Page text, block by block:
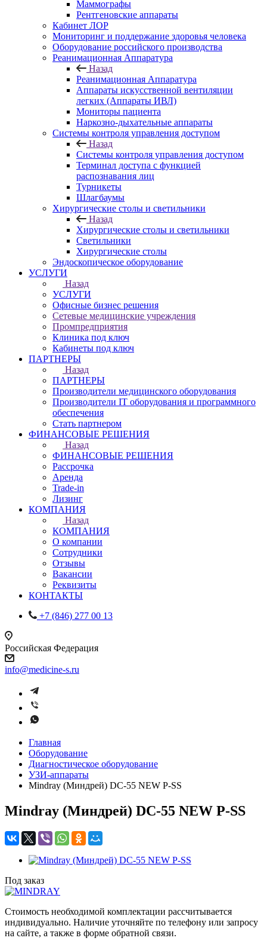
Маммографы
Рентгеновские аппараты
Кабинет ЛОР
Мониторинг и поддержание здоровья человека
Оборудование российского производства
Реанимационная Аппаратура
Назад
Реанимационная Аппаратура
Аппараты искусственной вентиляции
легких (Аппараты ИВЛ)
Мониторы пациента
Наркозно-дыхательные аппараты
Системы контроля управления доступом
Назад
Системы контроля управления доступом
Терминал доступа с функцией
распознавания лиц
Турникеты
Шлагбаумы
Хирургические столы и светильники
Назад
Хирургические столы и светильники
Светильники
Хирургические столы
Эндоскопическое оборудование
УСЛУГИ
Назад
УСЛУГИ
Офисные бизнес решения
Сетевые медицинские учреждения
Промпредприятия
Клиника под ключ
Кабинеты под ключ
ПАРТНЕРЫ
Назад
ПАРТНЕРЫ
Производители медицинского оборудования
Производители IT оборудования и программного
обеспечения
Стать партнером
ФИНАНСОВЫЕ РЕШЕНИЯ
Назад
ФИНАНСОВЫЕ РЕШЕНИЯ
Рассрочка
Аренда
Trade-in
Лизинг
КОМПАНИЯ
Назад
КОМПАНИЯ
О компании
Сотрудники
Отзывы
Вакансии
Реквизиты
КОНТАКТЫ
+7 (846) 277 00 13
Российская Федерация
info@medicine-s.ru
Главная
Оборудование
Диагностическое оборудование
УЗИ-аппараты
Mindray (Миндрей) DC-55 NEW P-SS
Mindray (Миндрей) DC-55 NEW P-SS
Под заказ
Стоимость необходимой комплектации рассчитывается
индивидуально. Наличие уточняйте по телефону или запросу
на сайте, а также в форме обратной связи.